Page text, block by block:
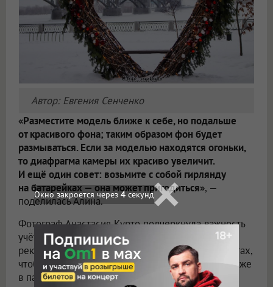
Автор: Евгения Сенченко
«Разместите модель ближе к себе, но подальше
от красивого фона; таким образом фон будет
размываться. Если за моделью находятся огоньки,
то диафрагма камеры их красиво увеличит.
И ещё один совет: возьмите с собой гирлянду
на батарейках — она может пригодиться», —
поделилась Алина.
Фотограф Анастасия Курто подчеркнула важность
учёта освещения при фотографировании в лесу,
рекомендуя проводить съёмку на открытых местах,
чтобы избежать заслонения света деревьями, даже
в пасмурную погоду. Она также отметила,
Окно закроется через2секунд